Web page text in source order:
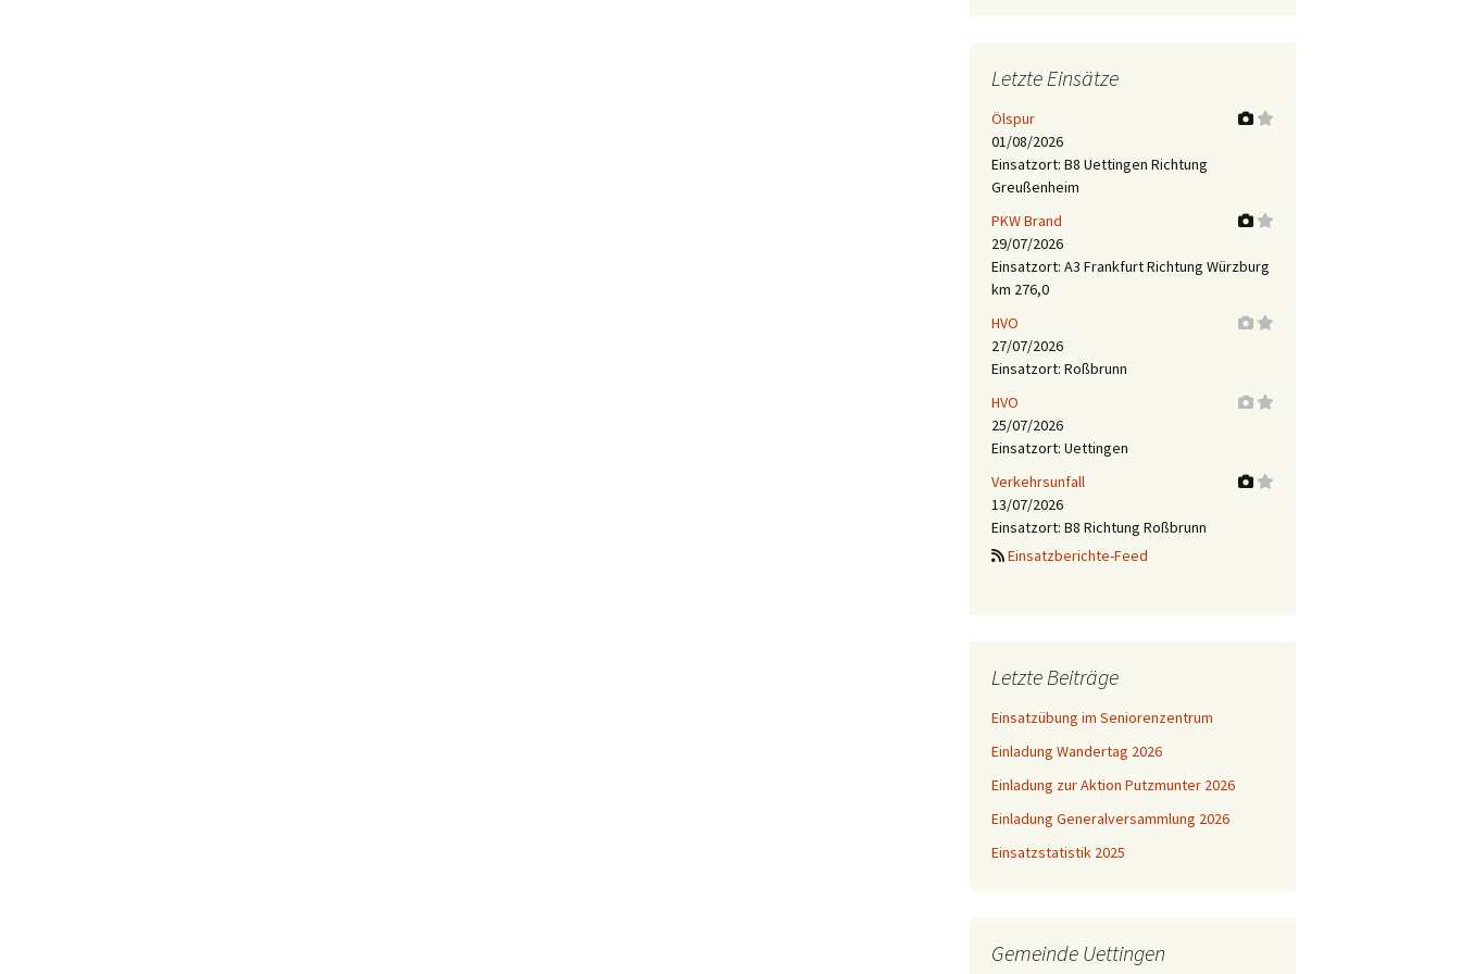
Letzte Einsätze
Ölspur
01/08/2026
Einsatzort: B8 Uettingen Richtung
Greußenheim
PKW Brand
29/07/2026
Einsatzort: A3 Frankfurt Richtung Würzburg
km 276,0
HVO
27/07/2026
Einsatzort: Roßbrunn
HVO
25/07/2026
Einsatzort: Uettingen
Verkehrsunfall
13/07/2026
Einsatzort: B8 Richtung Roßbrunn
Einsatzberichte-Feed
Letzte Beiträge
Einsatzübung im Seniorenzentrum
Einladung Wandertag 2026
Einladung zur Aktion Putzmunter 2026
Einladung Generalversammlung 2026
Einsatzstatistik 2025
Gemeinde Uettingen